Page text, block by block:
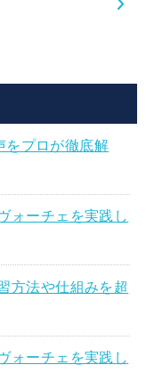
をプロが徹底解
ォーチェを実践し
方法や仕組みを超
ォーチェを実践し